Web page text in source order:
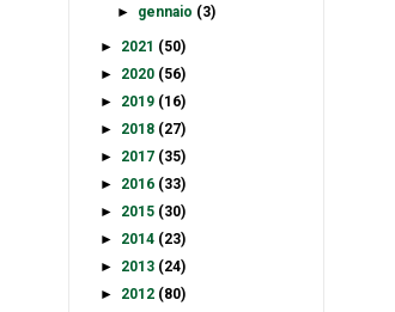
► gennaio (3)
► 2021 (50)
► 2020 (56)
► 2019 (16)
► 2018 (27)
► 2017 (35)
► 2016 (33)
► 2015 (30)
► 2014 (23)
► 2013 (24)
► 2012 (80)